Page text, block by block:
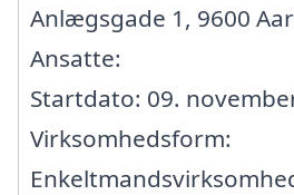
Anlægsgade 1, 9600
Ansatte:
Startdato: 09.
Virksomhedsform: